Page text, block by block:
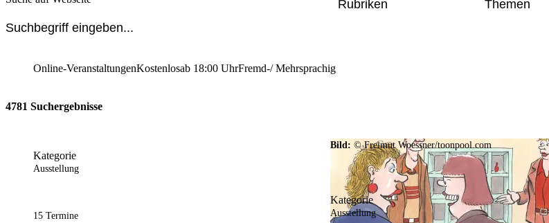
Rubriken Themen
Online-VeranstaltungenKostenlosab 18:00 UhrFremd-/ Mehrsprachig
4781 Suchergebnisse
Kategorie
Ausstellung
15 Termine
Bild:© Freimut Woessner/toonpool.com
Kategorie
Ausstellung